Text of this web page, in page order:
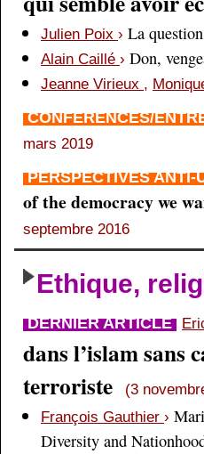
Julien Poix › La
Alain Caillé › Don,
Jeanne Virieux ,
CONFÉRENCES/
mars 2019
PERSPECTIVES
of the democracy we
septembre 2016
Ethique,
DERNIER ARTICLE
dans l’islam sans
terroriste
(3
François Gauthier ›
Diversity and